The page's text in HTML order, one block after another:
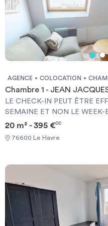
AGENCE COLOCATION
Chambre 1 - JEAN
LE CHECK-IN PEUT ÊTRE
SEMAINE ET NON LE WEEK-END +++Vous devez
Garantie Visale
[ENG] CHECK-IN CAN ONLY BE DONE ON WEEKDAYS AND
NOT AT WEEKENDS +++You must provide a Visale Guarantee
20 m² - 395 €CC
76600 Le Havre